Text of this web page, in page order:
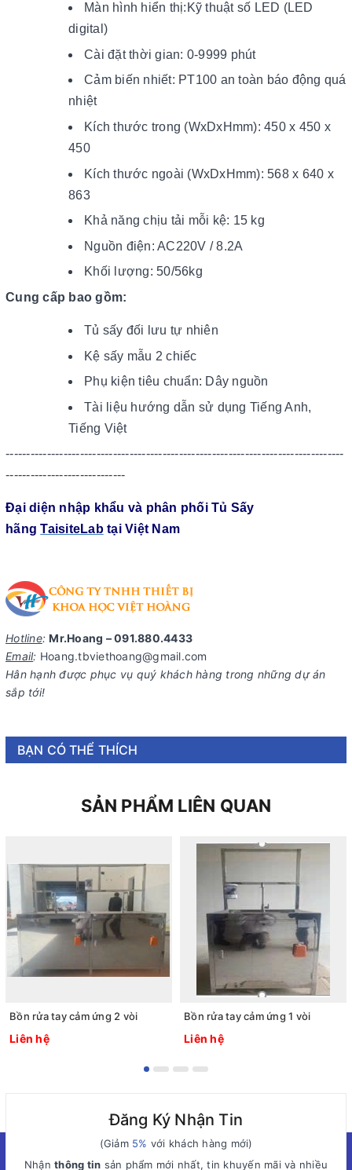
Màn hình hiển thị:Kỹ thuật số LED (LED
digital)
Cài đặt thời gian: 0-9999 phút
Cảm biến nhiết: PT100 an toàn báo động quá
nhiệt
Kích thước trong (WxDxHmm): 450 x 450 x
450
Kích thước ngoài (WxDxHmm): 568 x 640 x
863
Khả năng chịu tải mỗi kệ: 15 kg
Nguồn điện: AC220V / 8.2A
Khối lượng: 50/56kg
Cung cấp bao gồm:
Tủ sấy đối lưu tự nhiên
Kệ sấy mẫu 2 chiếc
Phụ kiện tiêu chuẩn: Dây nguồn
Tài liệu hướng dẫn sử dụng Tiếng Anh,
Tiếng Việt
​----------------------------------------------------------------------------------
-----------------------------
Đại diện nhập khẩu và phân phối Tủ Sấy
hãng TaisiteLab tại Việt Nam
Hotline: Mr.Hoang – 091.880.4433
Email: Hoang.tbviethoang@gmail.com
Hân hạnh được phục vụ quý khách hàng trong những dự án
sắp tới!
BẠN CÓ THỂ THÍCH
SẢN PHẨM LIÊN QUAN
Bồn rửa tay cảm ứng 2 vòi
Liên hệ
Bồn rửa tay cảm ứng 1 vòi
Liên hệ
Đăng Ký Nhận Tin
(Giảm 5% với khách hàng mới)
Nhậnthông tin sản phẩm mới nhất, tin khuyến mãi và nhiều